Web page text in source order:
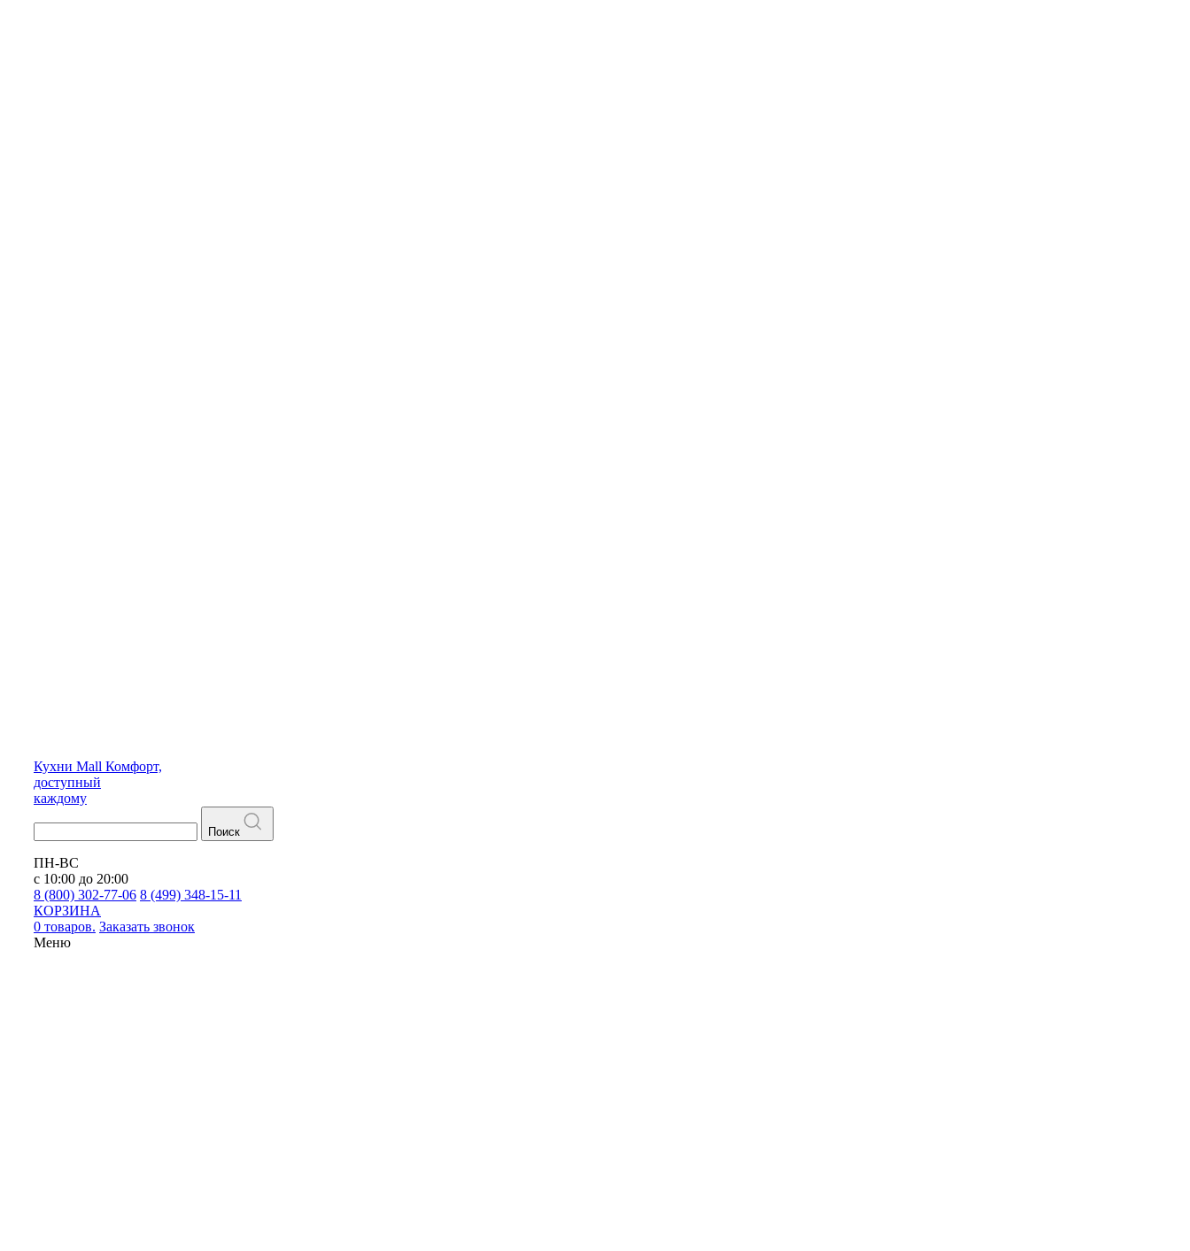
Кухни Mall Комфорт,
доступный
каждому
Поиск
ПН-ВС
с 10:00 до 20:00
8 (800) 302-77-06 8 (499) 348-15-11
КОРЗИНА
0 товаров. Заказать звонок
Меню